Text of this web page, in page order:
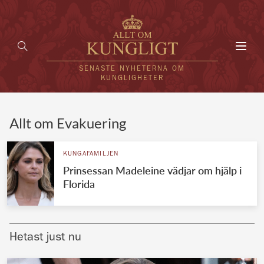
SENASTE NYHETERNA OM
KUNGLIGHETER
UTLÄNDSKT
VÄRLDENS KUNGAHUS
Brittiska kungahuset
Allt om Evakuering
KUNGAFAMILJEN
Prinsessan Madeleine vädjar om hjälp i
Florida
Hetast just nu